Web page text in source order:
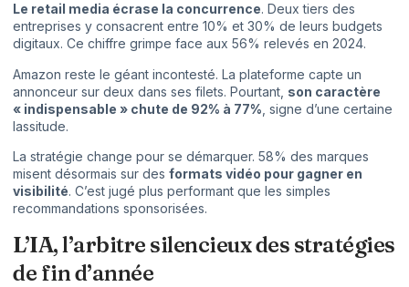
Le retail media écrase la concurrence. Deux tiers des
entreprises y consacrent entre 10% et 30% de leurs budgets
digitaux. Ce chiffre grimpe face aux 56% relevés en 2024.
Amazon reste le géant incontesté. La plateforme capte un
annonceur sur deux dans ses filets. Pourtant, son caractère
« indispensable » chute de 92% à 77% , signe d’une certaine
lassitude.
La stratégie change pour se démarquer. 58% des marques
misent désormais sur des formats vidéo pour gagner en
visibilité. C’est jugé plus performant que les simples
recommandations sponsorisées.
L’IA, l’arbitre silencieux des stratégies
de fin d’année